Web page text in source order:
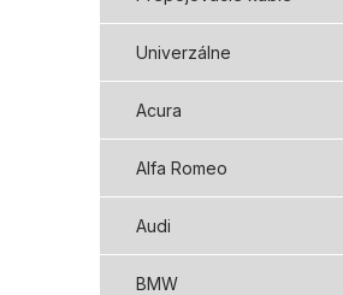
Univerzálne
Acura
Alfa Romeo
Audi
BMW